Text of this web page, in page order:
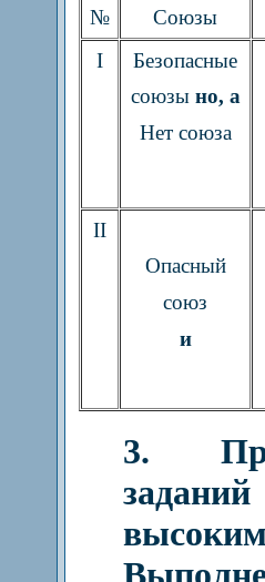
№
Союзы
I
Безопасные
союзы но, а
Нет союза
II
Опасный
союз
и
3.